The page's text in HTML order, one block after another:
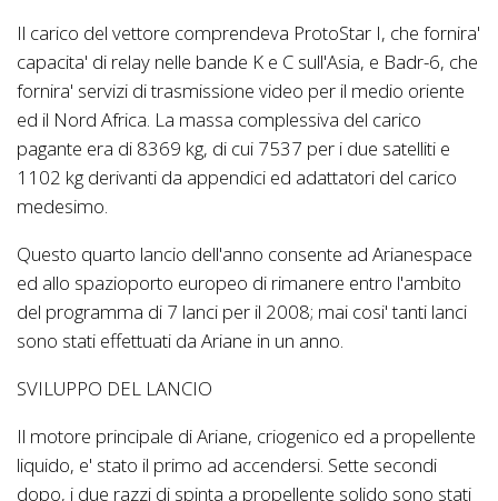
Il carico del vettore comprendeva ProtoStar I, che fornira'
capacita' di relay nelle bande K e C sull'Asia, e Badr-6, che
fornira' servizi di trasmissione video per il medio oriente
ed il Nord Africa. La massa complessiva del carico
pagante era di 8369 kg, di cui 7537 per i due satelliti e
1102 kg derivanti da appendici ed adattatori del carico
medesimo.
Questo quarto lancio dell'anno consente ad Arianespace
ed allo spazioporto europeo di rimanere entro l'ambito
del programma di 7 lanci per il 2008; mai cosi' tanti lanci
sono stati effettuati da Ariane in un anno.
SVILUPPO DEL LANCIO
Il motore principale di Ariane, criogenico ed a propellente
liquido, e' stato il primo ad accendersi. Sette secondi
dopo, i due razzi di spinta a propellente solido sono stati